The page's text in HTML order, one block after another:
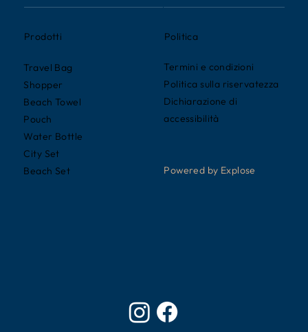
Prodotti
Travel Bag
Shopper
Beach Towel
Pouch
Water Bottle
City Set
Beach Set
Politica
Termini e condizioni
Politica sulla riservatezza
Dichiarazione di
accessibilità
Powered by Explose